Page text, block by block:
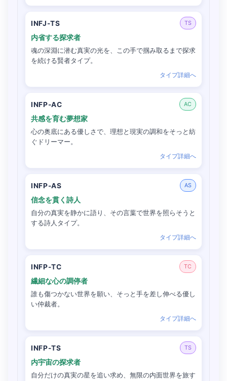
INFJ-TS TS
内省する探求者
魂の深淵に潜む真実の光を、この手で掴み取るまで探求
を続ける賢者タイプ。
タイプ詳細へ
INFP-AC AC
共感を育む夢想家
心の奥底にある優しさで、理想と現実の調和をそっと紡
ぐドリーマー。
タイプ詳細へ
INFP-AS AS
信念を貫く詩人
自分の真実を静かに語り、その言葉で世界を照らそうと
する詩人タイプ。
タイプ詳細へ
INFP-TC TC
繊細な心の調停者
誰も傷つかない世界を願い、そっと手を差し伸べる優し
い仲裁者。
タイプ詳細へ
INFP-TS TS
内宇宙の探求者
自分だけの真実の星を追い求め、無限の内面世界を旅す